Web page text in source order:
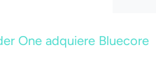
One adquiere Bluecore